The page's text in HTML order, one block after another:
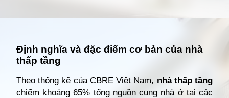
Định nghĩa và đặc điểm cơ bản của nhà
thấp tầng
Theo thống kê của CBRE Việt Nam, nhà thấp tầng
chiếm khoảng 65% tổng nguồn cung nhà ở tại các